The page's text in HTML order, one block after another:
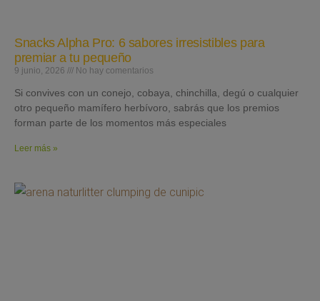
Snacks Alpha Pro: 6 sabores irresistibles para
premiar a tu pequeño
9 junio, 2026 No hay comentarios
Si convives con un conejo, cobaya, chinchilla, degú o cualquier
otro pequeño mamífero herbívoro, sabrás que los premios
forman parte de los momentos más especiales
Leer más »